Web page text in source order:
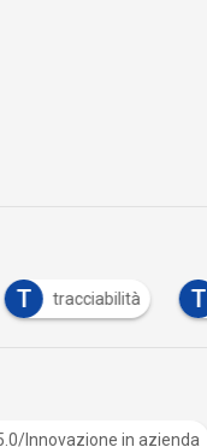
T tracciabilità T
Innovazione in azienda